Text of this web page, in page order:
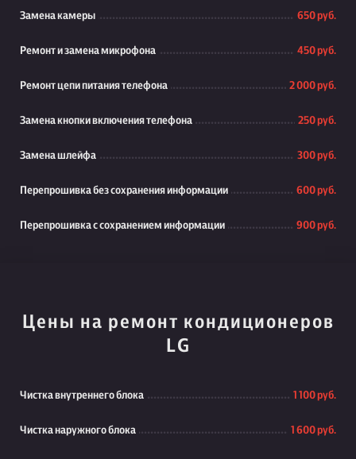
Замена камеры 650 руб.
Ремонт и замена микрофона 450 руб.
Ремонт цепи питания телефона 2 000 руб.
Замена кнопки включения телефона 250 руб.
Замена шлейфа 300 руб.
Перепрошивка без сохранения информации 600 руб.
Перепрошивка с сохранением информации 900 руб.
Цены на ремонт кондиционеров
LG
Чистка внутреннего блока 1 100 руб.
Чистка наружного блока 1 600 руб.